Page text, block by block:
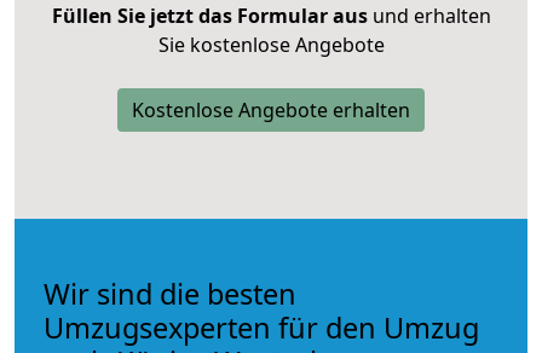
Füllen Sie jetzt das Formular ausund erhalten
Sie kostenlose Angebote
Kostenlose Angebote erhalten
Wir sind die besten
Umzugsexperten für den Umzug